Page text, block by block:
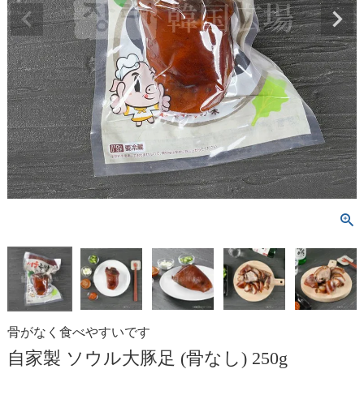
骨がなく食べやすいです
自家製 ソウル大豚足 (骨なし) 250g